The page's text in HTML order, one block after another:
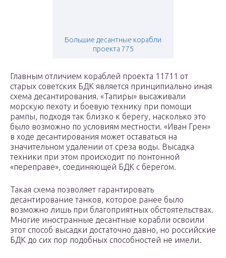
Большие десантные корабли
проекта 775
Главным отличием кораблей проекта 11711 от
старых советских БДК является принципиально иная
схема десантирования. «Тапиры» высаживали
морскую пехоту и боевую технику при помощи
рампы, подходя так близко к берегу, насколько это
было возможно по условиям местности. «Иван Грен»
в ходе десантирования может оставаться на
значительном удалении от среза воды. Высадка
техники при этом происходит по понтонной
«переправе», соединяющей БДК с берегом.
Такая схема позволяет гарантировать
десантирование танков, которое ранее было
возможно лишь при благоприятных обстоятельствах.
Многие иностранные десантные корабли освоили
этот способ высадки достаточно давно, но российские
БДК до сих пор подобных способностей не имели.